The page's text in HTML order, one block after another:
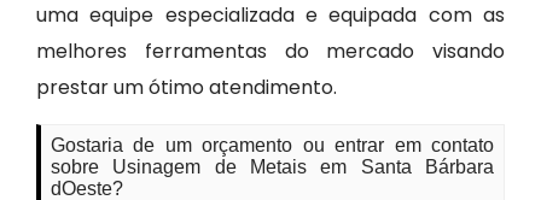
uma equipe especializada e equipada com as
melhores ferramentas do mercado visando
prestar um ótimo atendimento.
Gostaria de um orçamento ou entrar em contato
sobre Usinagem de Metais em Santa Bárbara
dOeste?